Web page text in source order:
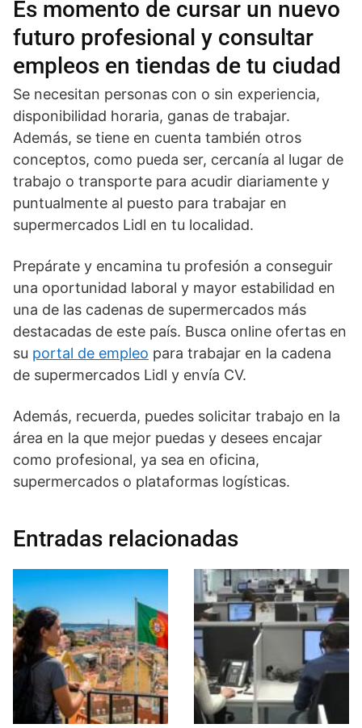
Es momento de cursar un nuevo
futuro profesional y consultar
empleos en tiendas de tu ciudad
Se necesitan personas con o sin experiencia,
disponibilidad horaria, ganas de trabajar.
Además, se tiene en cuenta también otros
conceptos, como pueda ser, cercanía al lugar de
trabajo o transporte para acudir diariamente y
puntualmente al puesto para trabajar en
supermercados Lidl en tu localidad.
Prepárate y encamina tu profesión a conseguir
una oportunidad laboral y mayor estabilidad en
una de las cadenas de supermercados más
destacadas de este país. Busca online ofertas en
su portal de empleo para trabajar en la cadena
de supermercados Lidl y envía CV.
Además, recuerda, puedes solicitar trabajo en la
área en la que mejor puedas y desees encajar
como profesional, ya sea en oficina,
supermercados o plataformas logísticas.
Entradas relacionadas